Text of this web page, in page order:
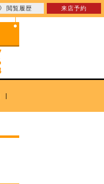
閲覧履歴 来店予約